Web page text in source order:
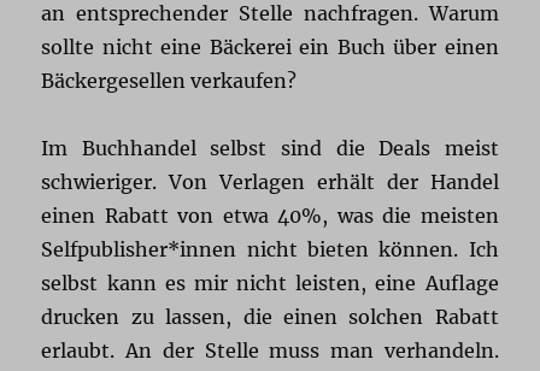
an entsprechender Stelle nachfragen. Warum
sollte nicht eine Bäckerei ein Buch über einen
Bäckergesellen verkaufen?
Im Buchhandel selbst sind die Deals meist
schwieriger. Von Verlagen erhält der Handel
einen Rabatt von etwa 40%, was die meisten
Selfpublisher*innen nicht bieten können. Ich
selbst kann es mir nicht leisten, eine Auflage
drucken zu lassen, die einen solchen Rabatt
erlaubt. An der Stelle muss man verhandeln.